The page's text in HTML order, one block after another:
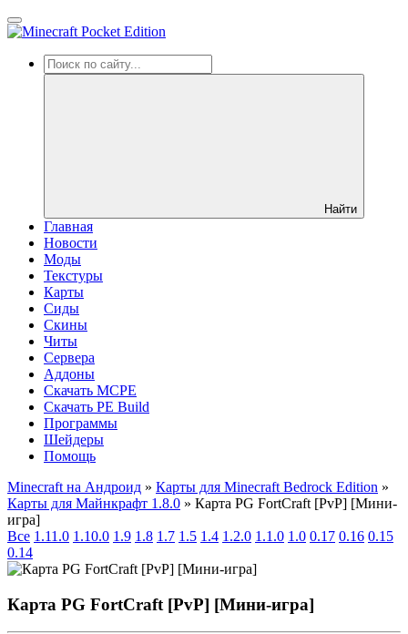
Найти
Главная
Новости
Моды
Текстуры
Карты
Сиды
Cкины
Читы
Сервера
Аддоны
Скачать MCPE
Скачать PE Build
Программы
Шейдеры
Помощь
Minecraft на Андроид » Карты для Minecraft Bedrock Edition »
Карты для Майнкрафт 1.8.0 » Карта PG FortCraft [PvP] [Mини-
игра]
Все 1.11.0 1.10.0 1.9 1.8 1.7 1.5 1.4 1.2.0 1.1.0 1.0 0.17 0.16 0.15
0.14
Карта PG FortCraft [PvP] [Mини-игра]